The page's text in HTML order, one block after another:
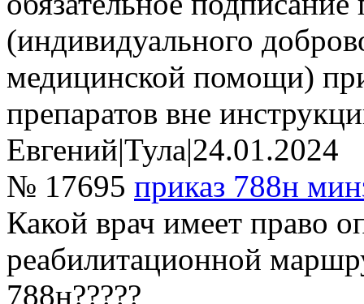
(индивидуального
медицинской помощи)
препаратов вне
Евгений|Тула|24.01.2024
№ 17695 приказ 788н
Какой врач имеет право
реабилитационной
788н?????